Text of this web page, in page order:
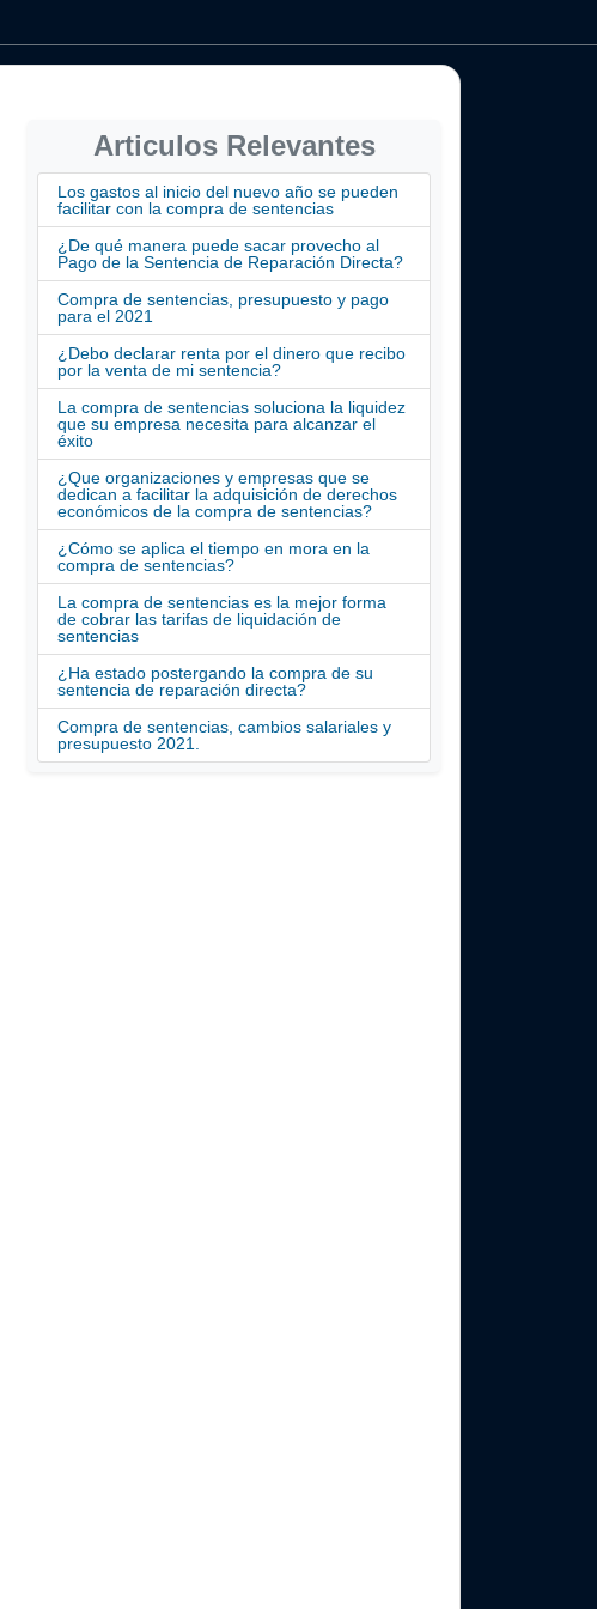
Articulos Relevantes
Los gastos al inicio del nuevo año se pueden
facilitar con la compra de sentencias
¿De qué manera puede sacar provecho al
Pago de la Sentencia de Reparación Directa?
Compra de sentencias, presupuesto y pago
para el 2021
¿Debo declarar renta por el dinero que recibo
por la venta de mi sentencia?
La compra de sentencias soluciona la liquidez
que su empresa necesita para alcanzar el
éxito
¿Que organizaciones y empresas que se
dedican a facilitar la adquisición de derechos
económicos de la compra de sentencias?
¿Cómo se aplica el tiempo en mora en la
compra de sentencias?
La compra de sentencias es la mejor forma
de cobrar las tarifas de liquidación de
sentencias
¿Ha estado postergando la compra de su
sentencia de reparación directa?
Compra de sentencias, cambios salariales y
presupuesto 2021.